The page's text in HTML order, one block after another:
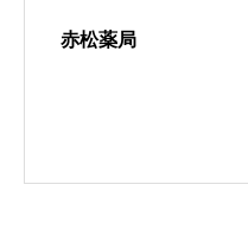
赤松薬局